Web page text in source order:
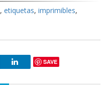
, etiquetas, imprimibles,
SAVE